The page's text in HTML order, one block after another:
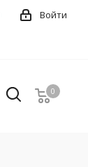
Войти
0
0